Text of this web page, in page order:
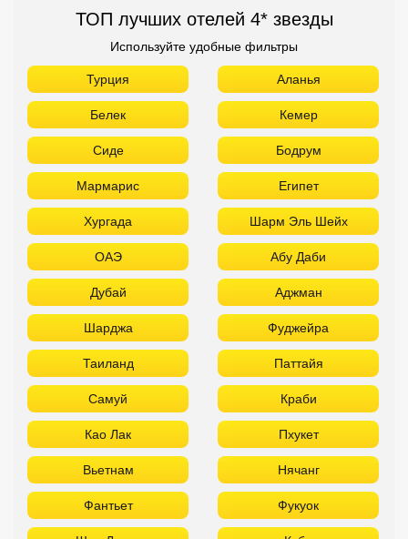
ТОП лучших отелей 4* звезды
Используйте удобные фильтры
Турция Аланья
Белек Кемер
Сиде Бодрум
Мармарис Египет
Хургада Шарм Эль Шейх
ОАЭ Абу Даби
Дубай Аджман
Шарджа Фуджейра
Таиланд Паттайя
Самуй Краби
Као Лак Пхукет
Вьетнам Нячанг
Фантьет Фукуок